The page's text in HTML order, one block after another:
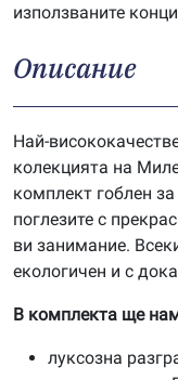
използваните
Описание
Най-
колекцията на
комплект гоблен
поглезите с
ви занимание.
екологичен и с
В комплекта ще
луксозна